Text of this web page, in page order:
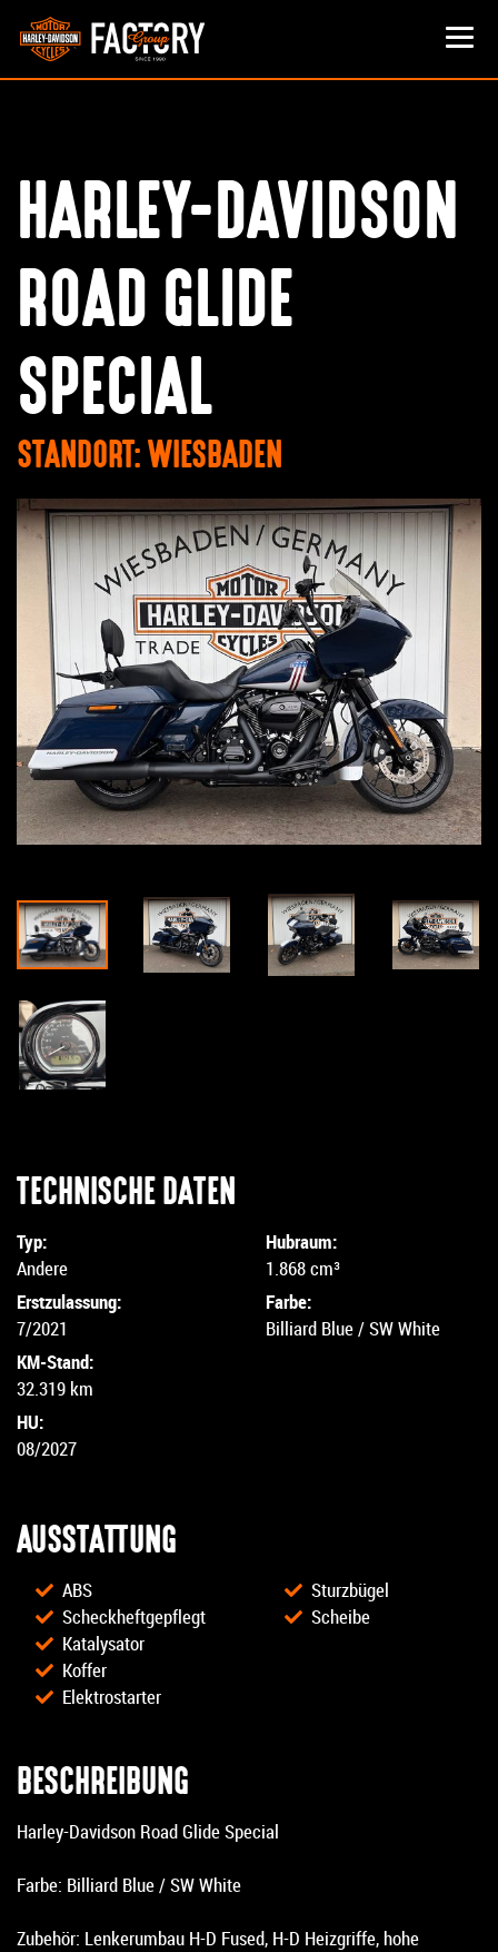
HARLEY-DAVIDSON
ROAD GLIDE
SPECIAL
STANDORT: WIESBADEN
TECHNISCHE DATEN
Typ:
Andere
Erstzulassung:
7/2021
KM-Stand:
32.319 km
HU:
08/2027
Hubraum:
1.868 cm³
Farbe:
Billiard Blue / SW White
AUSSTATTUNG
ABS
Scheckheftgepflegt
Katalysator
Koffer
Elektrostarter
Sturzbügel
Scheibe
BESCHREIBUNG
Harley-Davidson Road Glide Special
Farbe: Billiard Blue / SW White
Zubehör: Lenkerumbau H-D Fused, H-D Heizgriffe, hohe